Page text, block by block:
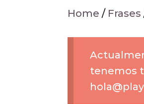
Home / Frases
tenemos